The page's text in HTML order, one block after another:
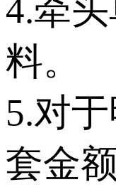
4.牵
料。
5.对
套金额